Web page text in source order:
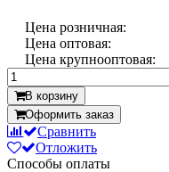
Цена розничная:
Цена оптовая:
Цена крупнооптовая:
В корзину
Оформить заказ
Сравнить
Отложить
Способы оплаты